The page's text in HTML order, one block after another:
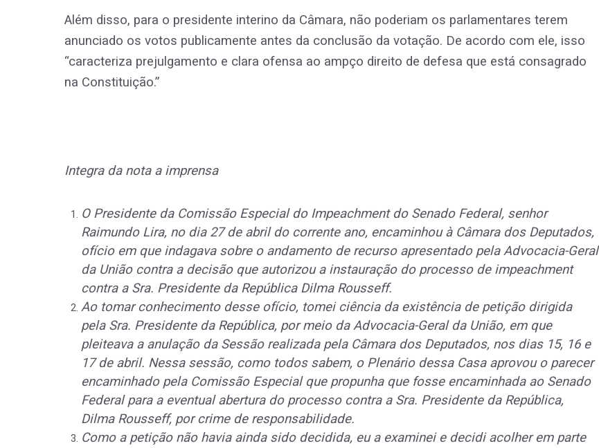
Além disso, para o presidente interino da Câmara, não poderiam os parlamentares terem
anunciado os votos publicamente antes da conclusão da votação. De acordo com ele, isso
“caracteriza prejulgamento e clara ofensa ao ampço direito de defesa que está consagrado
na Constituição.”
Integra da nota a imprensa
O Presidente da Comissão Especial do Impeachment do Senado Federal, senhor
Raimundo Lira, no dia 27 de abril do corrente ano, encaminhou à Câmara dos Deputados,
ofício em que indagava sobre o andamento de recurso apresentado pela Advocacia-Geral
da União contra a decisão que autorizou a instauração do processo de impeachment
contra a Sra. Presidente da República Dilma Rousseff.
Ao tomar conhecimento desse ofício, tomei ciência da existência de petição dirigida
pela Sra. Presidente da República, por meio da Advocacia-Geral da União, em que
pleiteava a anulação da Sessão realizada pela Câmara dos Deputados, nos dias 15, 16 e
17 de abril. Nessa sessão, como todos sabem, o Plenário dessa Casa aprovou o parecer
encaminhado pela Comissão Especial que propunha que fosse encaminhada ao Senado
Federal para a eventual abertura do processo contra a Sra. Presidente da República,
Dilma Rousseff, por crime de responsabilidade.
Como a petição não havia ainda sido decidida, eu a examinei e decidi acolher em parte